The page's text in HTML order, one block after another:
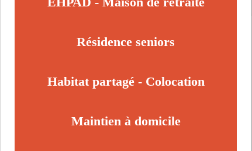
Résidence seniors
Habitat partagé - Colocation
Maintien à domicile